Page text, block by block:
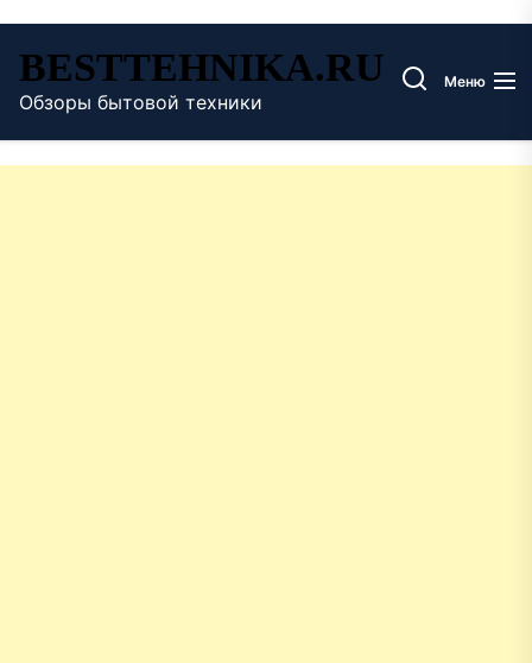
содержимому
BESTTEHNIKA.RU
Обзоры бытовой техники
Меню